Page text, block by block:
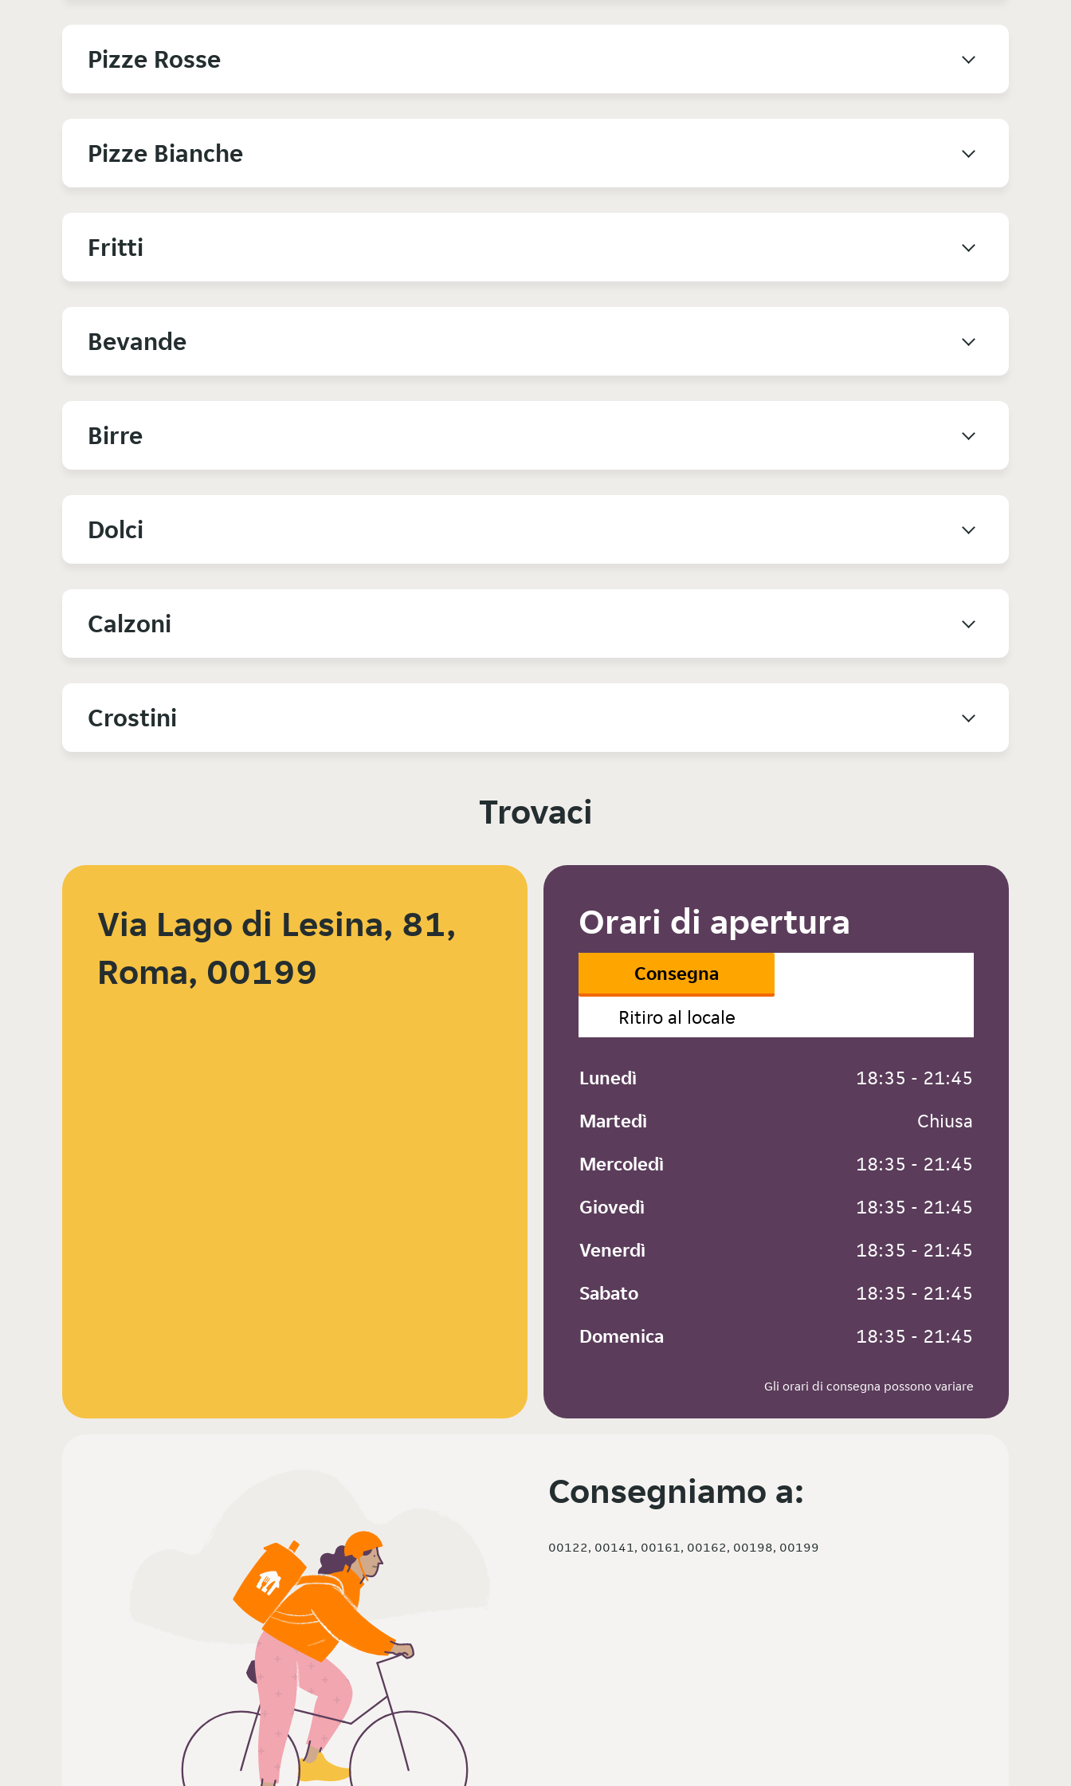
Pizze Rosse
Pizze Bianche
Fritti
Bevande
Birre
Dolci
Calzoni
Crostini
Trovaci
Via Lago di Lesina, 81,
Roma, 00199
Orari di apertura
Consegna
Ritiro al locale
Lunedì
18:35 - 21:45
Martedì
Chiusa
Mercoledì
18:35 - 21:45
Giovedì
18:35 - 21:45
Venerdì
18:35 - 21:45
Sabato
18:35 - 21:45
Domenica
18:35 - 21:45
Gli orari di consegna possono variare
Consegniamo a:
00122, 00141, 00161, 00162, 00198, 00199